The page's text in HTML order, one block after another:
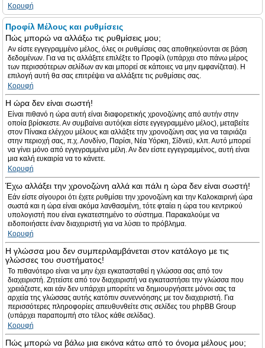
Κορυφή
Προφίλ Μέλους και ρυθμίσεις
Πώς μπορώ να αλλάξω τις ρυθμίσεις μου;
Αν είστε εγγεγραμμένο μέλος, όλες οι ρυθμίσεις σας αποθηκεύονται σε βάση
δεδομένων. Για να τις αλλάξετε επιλέξτε το Προφίλ (υπάρχει στο πάνω μέρος
των περισσότερων σελίδων αν και μπορεί σε κάποιες να μην εμφανίζεται). Η
επιλογή αυτή θα σας επιτρέψει να αλλάξετε τις ρυθμίσεις σας.
Κορυφή
Η ώρα δεν είναι σωστή!
Είναι πιθανό η ώρα αυτή είναι διαφορετικής χρονοζώνης από αυτήν στην
οποία βρίσκεστε. Αν συμβαίνει αυτό(και είστε εγγεγραμμένο μέλος), μεταβείτε
στον Πίνακα ελέγχου μέλους και αλλάξτε την χρονοζώνη σας για να ταιριάζει
στην περιοχή σας, π.χ. Λονδίνο, Παρίσι, Νέα Υόρκη, Σίδνεϋ, κλπ. Αυτό μπορεί
να γίνει μόνο από εγγεγραμμένα μέλη. Αν δεν είστε εγγεγραμμένος, αυτή είναι
μια καλή ευκαιρία να το κάνετε.
Κορυφή
Έχω αλλάξει την χρονοζώνη αλλά και πάλι η ώρα δεν είναι σωστή!
Εάν είστε σίγουροι ότι έχετε ρυθμίσει την χρονοζώνη και την Καλοκαιρινή ώρα
σωστά και η ώρα είναι ακόμα λανθασμένη, τότε φταίει η ώρα του κεντρικού
υπολογιστή που είναι εγκατεστημένο το σύστημα. Παρακαλούμε να
ειδοποιήσετε έναν διαχειριστή για να λύσει το πρόβλημα.
Κορυφή
Η γλώσσα μου δεν συμπεριλαμβάνεται στον κατάλογο με τις
γλώσσες του συστήματος!
Το πιθανότερο είναι να μην έχει εγκατασταθεί η γλώσσα σας από τον
διαχειριστή. Ζητείστε από τον διαχειριστή να εγκαταστήσει την γλώσσα που
χρειάζεστε, και εάν δεν υπάρχει μπορείτε να δημιουργήσετε μόνοι σας τα
αρχεία της γλώσσας αυτής κατόπιν συνεννόησης με τον διαχειριστή. Για
περισσότερες πληροφορίες απευθυνθείτε στις σελίδες του phpBB Group
(υπάρχει παραπομπή στο τέλος κάθε σελίδας).
Κορυφή
Πώς μπορώ να βάλω μια εικόνα κάτω από το όνομα μέλους μου;